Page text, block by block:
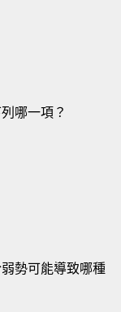
哪一項？
勢可能導致哪種